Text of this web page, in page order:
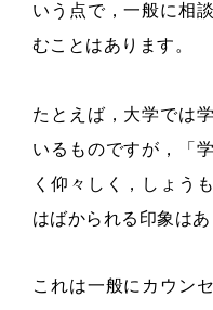
いう点で，一般に相
むことはあります。
たとえば，大学では
いるものですが，「
く仰々しく，しょう
はばかられる印象はあ
これは一般にカウン